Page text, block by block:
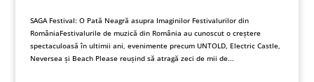
SAGA Festival: O Pată Neagră asupra Imaginilor Festivalurilor din
RomâniaFestivalurile de muzică din România au cunoscut o creștere
spectaculoasă în ultimii ani, evenimente precum UNTOLD, Electric Castle,
Neversea și Beach Please reușind să atragă zeci de mii de...